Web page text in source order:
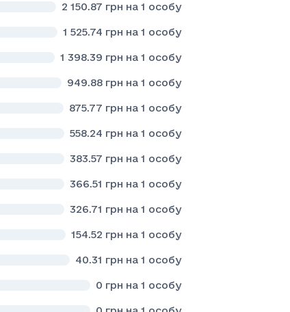
2 150.87 грн на 1 особу
1 525.74 грн на 1 особу
1 398.39 грн на 1 особу
949.88 грн на 1 особу
875.77 грн на 1 особу
558.24 грн на 1 особу
383.57 грн на 1 особу
366.51 грн на 1 особу
326.71 грн на 1 особу
154.52 грн на 1 особу
40.31 грн на 1 особу
0 грн на 1 особу